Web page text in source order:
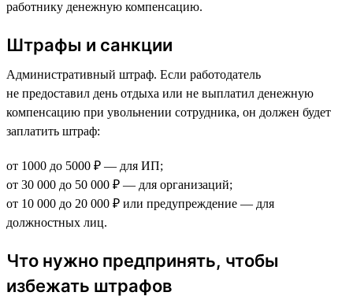
работнику денежную компенсацию.
Штрафы и санкции
Административный штраф. Если работодатель
не предоставил день отдыха или не выплатил денежную
компенсацию при увольнении сотрудника, он должен будет
заплатить штраф:
от 1000 до 5000 ₽ — для ИП;
от 30 000 до 50 000 ₽ — для организаций;
от 10 000 до 20 000 ₽ или предупреждение — для
должностных лиц.
Что нужно предпринять, чтобы
избежать штрафов